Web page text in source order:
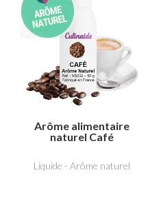
Arôme alimentaire
naturel Café
Liquide - Arôme naturel